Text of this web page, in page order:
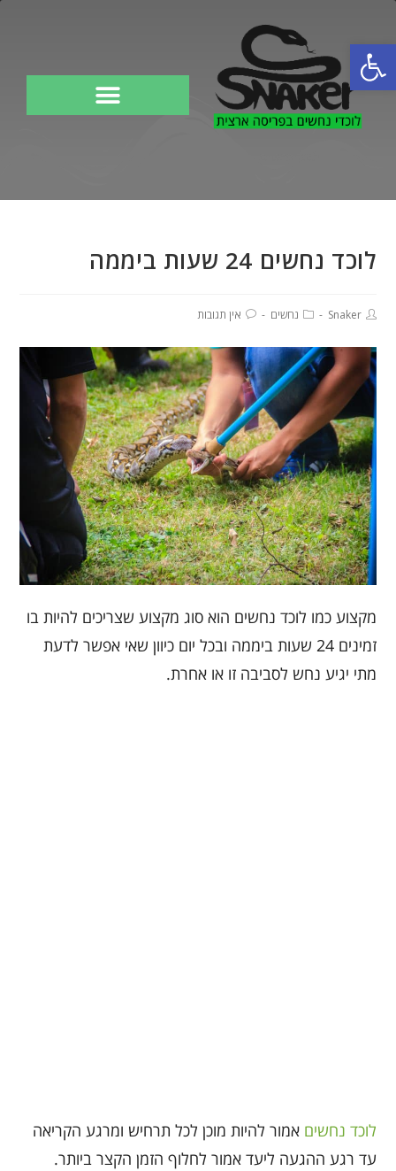
פתח סרגל נגישות
לוכד נחשים 24 שעות ביממה
Snaker נחשים אין תגובות
מקצוע כמו לוכד נחשים הוא סוג מקצוע שצריכים להיות בו
זמינים 24 שעות ביממה ובכל יום כיוון שאי אפשר לדעת
מתי יגיע נחש לסביבה זו או אחרת.
לוכד נחשים אמור להיות מוכן לכל תרחיש ומרגע הקריאה
עד רגע ההגעה ליעד אמור לחלוף הזמן הקצר ביותר.